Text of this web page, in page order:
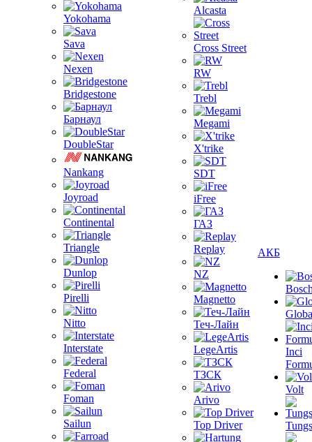
Yokohama
Sava
Nexen
Bridgestone
Барнаул
DoubleStar
Nankang
Joyroad
Continental
Triangle
Dunlop
Pirelli
Nitto
Interstate
Federal
Foman
Sailun
Alcasta
Cross Street
RW
Trebl
Megami
X'trike
SDT
iFree
ГАЗ
Replay
NZ
Magnetto
Теч-Лайн
LegeArtis
ТЗСК
Arivo
Top Driver
АКБ
Inci
Volt